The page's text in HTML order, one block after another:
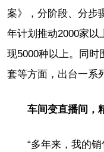
案》，分阶段、分步
年计划推动2000家以
现5000种以上。同时
套等方面，出台一系
车间变直播间，
“多年来，我的